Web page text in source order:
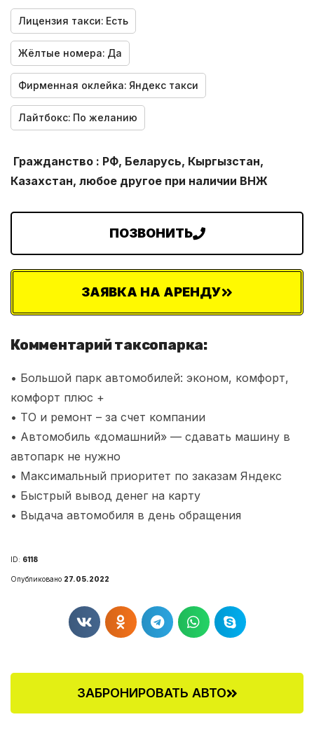
Лицензия такси: Есть
Жёлтые номера: Да
Фирменная оклейка: Яндекс такси
Лайтбокс: По желанию
Гражданство : РФ, Беларусь, Кыргызстан,
Казахстан, любое другое при наличии ВНЖ
ПОЗВОНИТЬ
ЗАЯВКА НА АРЕНДУ
Комментарий таксопарка:
• Большой парк автомобилей: эконом, комфорт,
комфорт плюс +
• ТО и ремонт – за счет компании
• Автомобиль «домашний» — сдавать машину в
автопарк не нужно
• Максимальный приоритет по заказам Яндекс
• Быстрый вывод денег на карту
• Выдача автомобиля в день обращения
ID: 6118
Опубликовано 27.05.2022
ЗАБРОНИРОВАТЬ АВТО